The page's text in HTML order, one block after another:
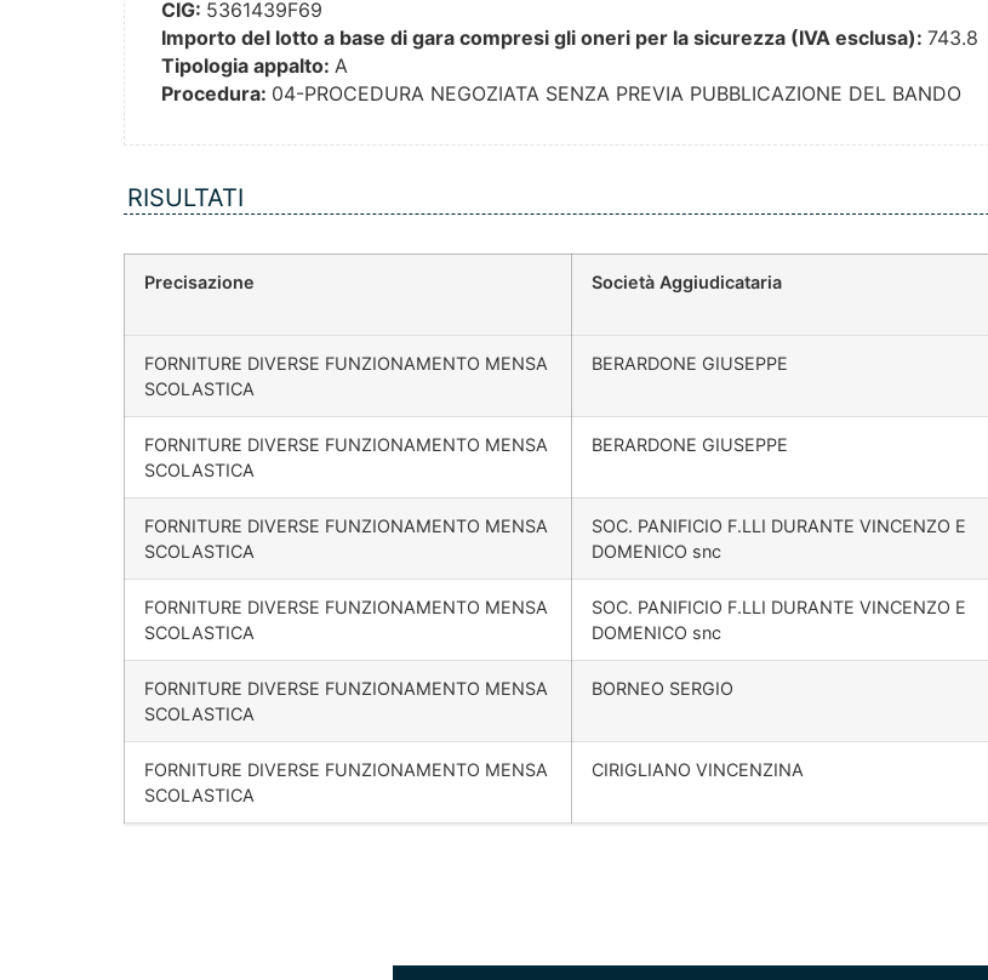
CIG: 5361439F69
Importo del lotto a base di gara compresi gli oneri per la sicurezza (IVA esclusa): 743.8
Tipologia appalto: A
Procedura: 04-PROCEDURA NEGOZIATA SENZA PREVIA PUBBLICAZIONE DEL BANDO
RISULTATI
Precisazione Società Aggiudicataria
FORNITURE DIVERSE FUNZIONAMENTO MENSA
SCOLASTICA
BERARDONE GIUSEPPE
FORNITURE DIVERSE FUNZIONAMENTO MENSA
SCOLASTICA
BERARDONE GIUSEPPE
FORNITURE DIVERSE FUNZIONAMENTO MENSA
SCOLASTICA
SOC. PANIFICIO F.LLI DURANTE VINCENZO E
DOMENICO snc
FORNITURE DIVERSE FUNZIONAMENTO MENSA
SCOLASTICA
SOC. PANIFICIO F.LLI DURANTE VINCENZO E
DOMENICO snc
FORNITURE DIVERSE FUNZIONAMENTO MENSA
SCOLASTICA
BORNEO SERGIO
FORNITURE DIVERSE FUNZIONAMENTO MENSA
SCOLASTICA
CIRIGLIANO VINCENZINA